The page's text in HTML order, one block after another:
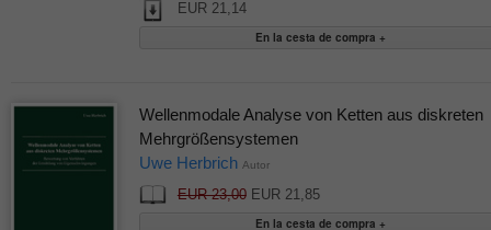
EUR 21,14
Wellenmodale Analyse von Ketten aus diskreten
Mehrgrößensystemen
Uwe Herbrich Autor
EUR 23,00EUR 21,85